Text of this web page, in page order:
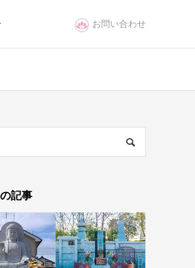
お問い合わせ
記事